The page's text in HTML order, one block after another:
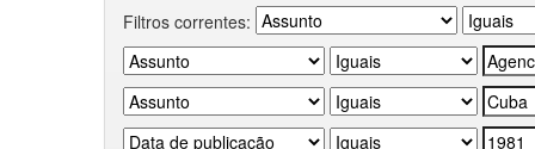
Filtros correntes: